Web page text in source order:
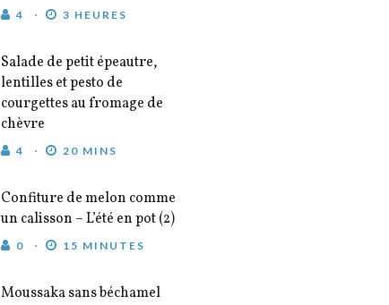
4 3 HEURES
Salade de petit épeautre,
lentilles et pesto de
courgettes au fromage de
chèvre
4 20 MINS
Confiture de melon comme
un calisson – L’été en pot (2)
0 15 MINUTES
Moussaka sans béchamel